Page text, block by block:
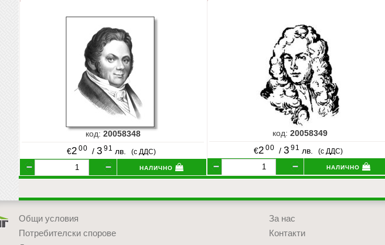
код: 20058348
€2 00 / 3 91 лв. (с ДДС)
налично
код: 20058349
€2 00 / 3 91 лв. (с ДДС)
налично
Общи условия
Потребителски спорове
За нас
Контакти